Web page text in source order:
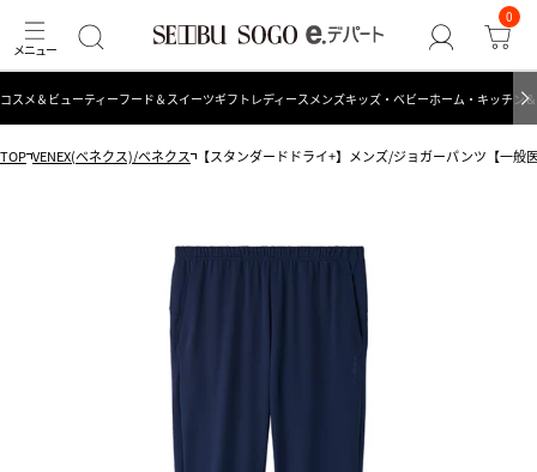
0
コスメ＆ビューティーフード＆スイーツギフト レディース メンズキッズ・ベビーホーム・キッチン
TOP VENEX(ベネクス)/ベネクス 【スタンダードドライ+】メンズ/ジョガーパンツ【一般